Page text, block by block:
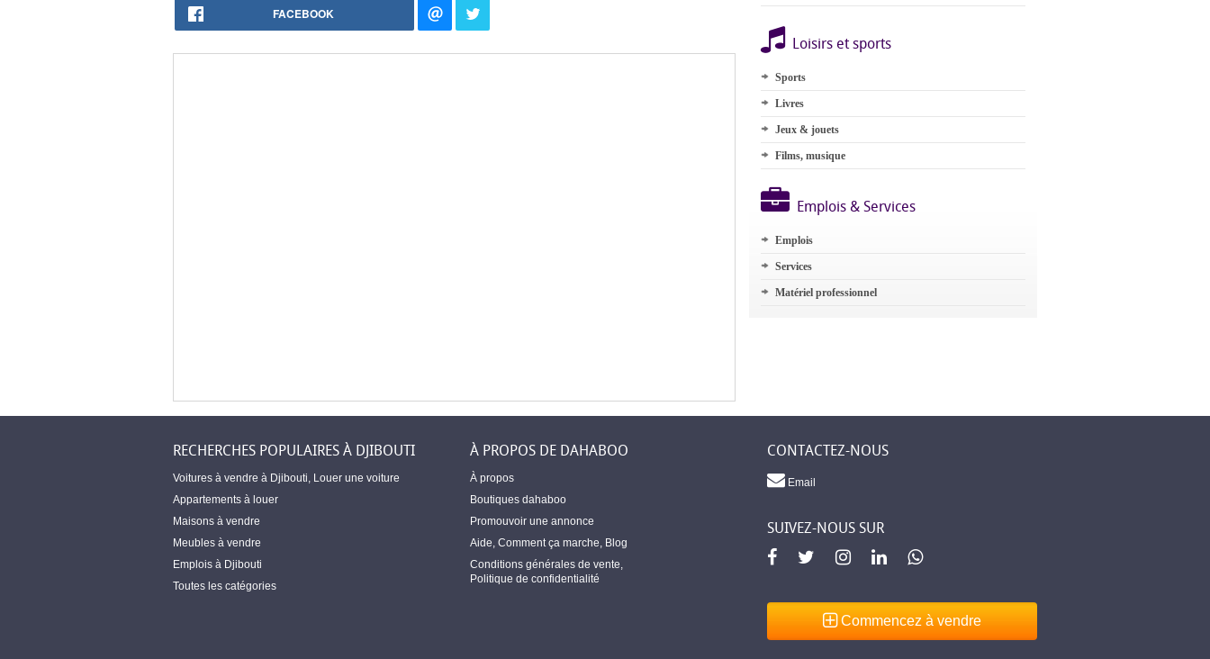
FACEBOOK
Loisirs et sports
Sports
Livres
Jeux & jouets
Films, musique
Emplois & Services
Emplois
Services
Matériel professionnel
RECHERCHES POPULAIRES À DJIBOUTI
Voitures à vendre à Djibouti Louer une voiture
Appartements à louer
Maisons à vendre
Meubles à vendre
Emplois à Djibouti
Toutes les catégories
À PROPOS DE DAHABOO
À propos
Boutiques dahaboo
Promouvoir une annonce
Aide Comment ça marche Blog
Conditions générales de vente
Politique de confidentialité
CONTACTEZ-NOUS
Email
SUIVEZ-NOUS SUR
Commencez à vendre